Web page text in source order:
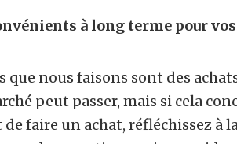
à long terme pour
que nous faisons sont des
peut passer, mais si cela
de faire un achat, réfléchissez à